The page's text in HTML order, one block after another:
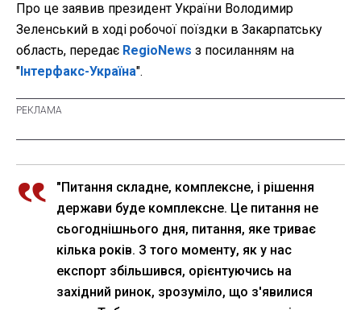
Про це заявив президент України Володимир
Зеленський в ході робочої поїздки в Закарпатську
область, передає RegioNews з посиланням на
" Інтерфакс-Україна".
"Питання складне, комплексне, і рішення
держави буде комплексне. Це питання не
сьогоднішнього дня, питання, яке триває
кілька років. З того моменту, як у нас
експорт збільшився, орієнтуючись на
західний ринок, зрозуміло, що з'явилися